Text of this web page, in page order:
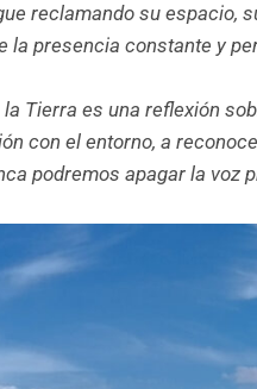
reclamando su espacio,
la presencia constante y
la Tierra es una reflexión
con el entorno, a
podremos apagar la voz